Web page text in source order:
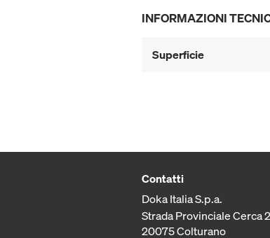
INFORMAZIONI
Superficie
Contatti
Doka Italia S.p.a.
Strada Provinciale Cerca
20075 Colturano